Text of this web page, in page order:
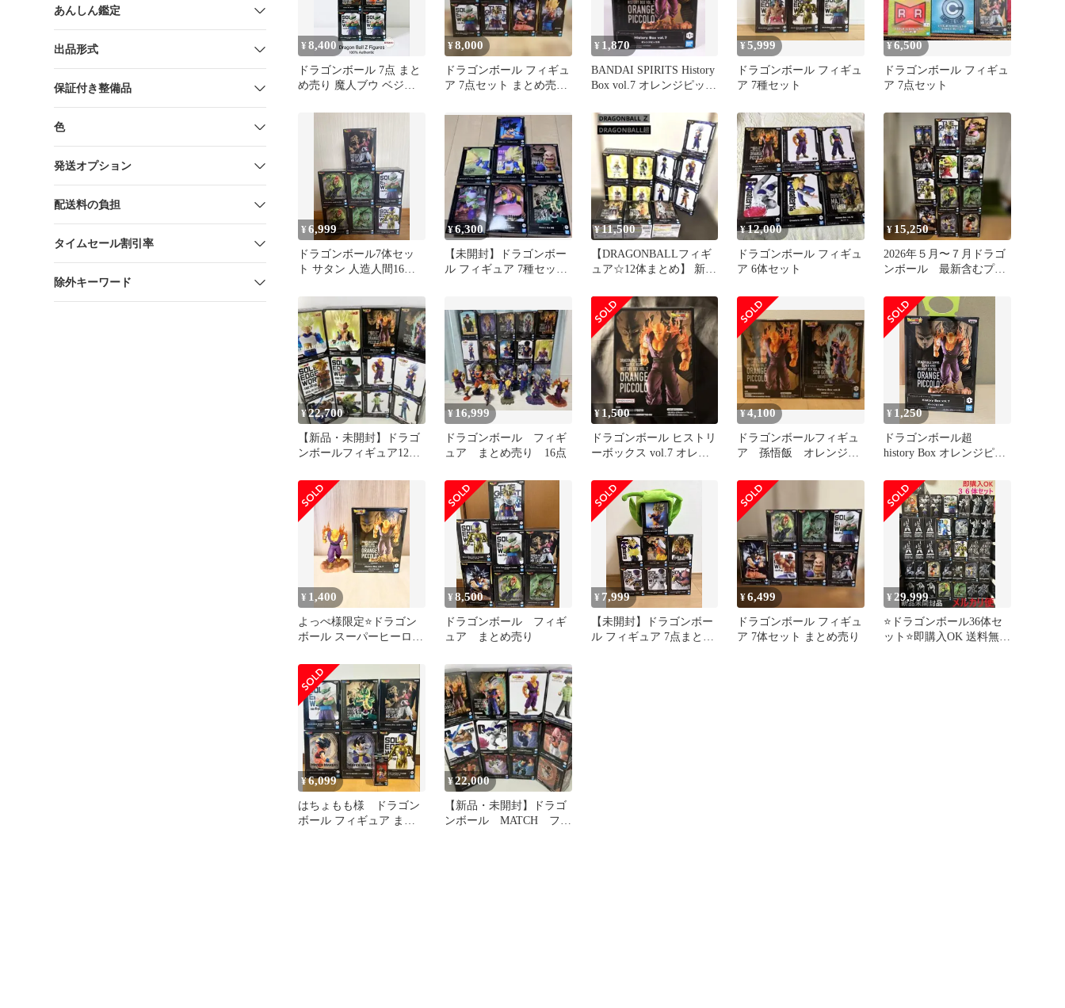
あんしん鑑定
出品形式
保証付き整備品
色
発送オプション
配送料の負担
タイムセール割引率
除外キーワード
¥8,400
​ドラゴンボール 7点 まと
め売り 魔人ブウ ベジー
¥8,000
ドラゴンボール フィギュ
ア 7点セット まとめ売り
¥ 1,870
BANDAI SPIRITS History
Box vol.7 オレンジピッコ
¥5,999
ドラゴンボール フィギュ
ア 7種セット
¥6,500
ドラゴンボール フィギュ
ア 7点セット
¥6,999
ドラゴンボール7体セッ
ト サタン 人造人間16号
¥6,300
【未開封】ドラゴンボー
ル フィギュア 7種セット
¥11,500
【DRAGONBALLフィギ
ュア☆12体まとめ】 新品
¥12,000
ドラゴンボール フィギュ
ア 6体セット
¥ 15,250
2026年５月〜７月ドラゴ
ンボール 最新含むプラ
とめ売り
¥22,700
【新品・未開封】ドラゴ
ンボールフィギュア12体
ロ ゴテンクス
¥16,999
ドラゴンボール フィギ
ュア まとめ売り 16点
¥ 1,500
ドラゴンボール ヒストリ
ーボックス vol.7 オレン
¥4,100
ドラゴンボールフィギュ
ア 孫悟飯 オレンジピ
¥ 1,250
ドラゴンボール超
history Box オレンジピッ
¥ 1,400
よっぺ様限定⭐ドラゴン
ボール スーパーヒーロー
¥8,500
ドラゴンボール フィギ
ュア まとめ売り
¥ 7,999
【未開封】ドラゴンボー
ル フィギュア 7点まとめ
¥6,499
ドラゴンボール フィギュ
ア 7体セット まとめ売り
¥ 29,999
⭐️ドラゴンボール36体セ
ット⭐️即購入OK 送料無
¥6,099
はちょもも様 ドラゴン
ボール フィギュア まと
¥22,000
【新品・未開封】ドラゴ
ンボール MATCH フィ